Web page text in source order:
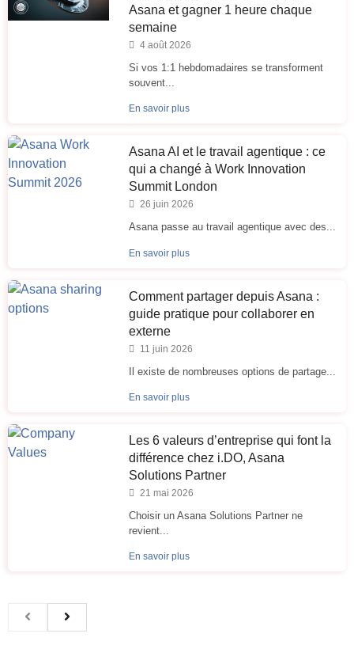
Asana et gagner 1 heure chaque
semaine
4 août 2026
Si vos 1:1 hebdomadaires se transforment
souvent...
En savoir plus
Asana AI et le travail agentique : ce
qui a changé à Work Innovation
Summit London
26 juin 2026
Asana passe au travail agentique avec des...
En savoir plus
Comment partager depuis Asana :
guide pratique pour collaborer en
externe
11 juin 2026
Il existe de nombreuses options de partage...
En savoir plus
Les 6 valeurs d’entreprise qui font la
différence chez i.DO, Asana
Solutions Partner
21 mai 2026
Choisir un Asana Solutions Partner ne
revient...
En savoir plus